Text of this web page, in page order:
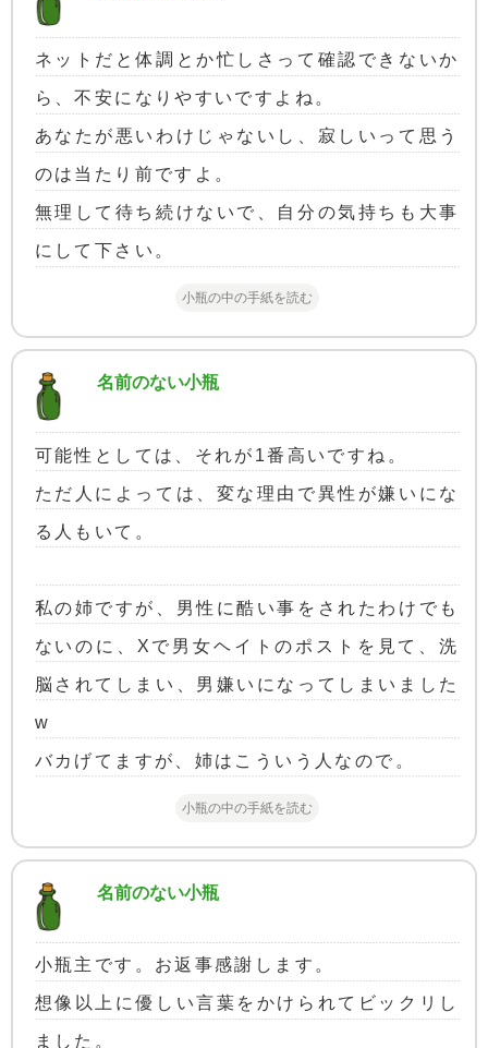
ネットだと体調とか忙しさって確認できないか
ら、不安になりやすいですよね。
あなたが悪いわけじゃないし、寂しいって思う
のは当たり前ですよ。
無理して待ち続けないで、自分の気持ちも大事
にして下さい。
小瓶の中の手紙を読む
名前のない小瓶
可能性としては、それが1番高いですね。
ただ人によっては、変な理由で異性が嫌いにな
る人もいて。
私の姉ですが、男性に酷い事をされたわけでも
ないのに、Xで男女ヘイトのポストを見て、洗
脳されてしまい、男嫌いになってしまいました
w
バカげてますが、姉はこういう人なので。
小瓶の中の手紙を読む
名前のない小瓶
小瓶主です。お返事感謝します。
想像以上に優しい言葉をかけられてビックリし
ました。